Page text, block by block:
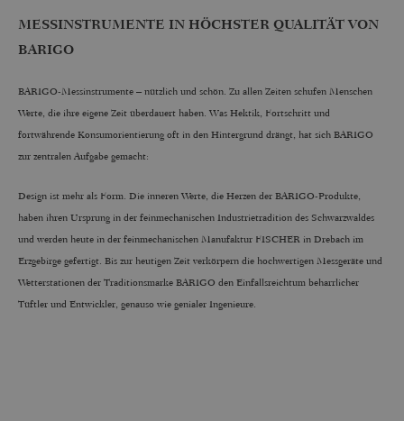
MESSINSTRUMENTE IN HÖCHSTER QUALITÄT VON
BARIGO
BARIGO-Messinstrumente – nützlich und schön. Zu allen Zeiten schufen Menschen
Werte, die ihre eigene Zeit überdauert haben. Was Hektik, Fortschritt und
fortwährende Konsumorientierung oft in den Hintergrund drängt, hat sich BARIGO
zur zentralen Aufgabe gemacht:
Design ist mehr als Form. Die inneren Werte, die Herzen der BARIGO-Produkte,
haben ihren Ursprung in der feinmechanischen Industrietradition des Schwarzwaldes
und werden heute in der feinmechanischen Manufaktur FISCHER in Drebach im
Erzgebirge gefertigt. Bis zur heutigen Zeit verkörpern die hochwertigen Messgeräte und
Wetterstationen der Traditionsmarke BARIGO den Einfallsreichtum beharrlicher
Tüftler und Entwickler, genauso wie genialer Ingenieure.